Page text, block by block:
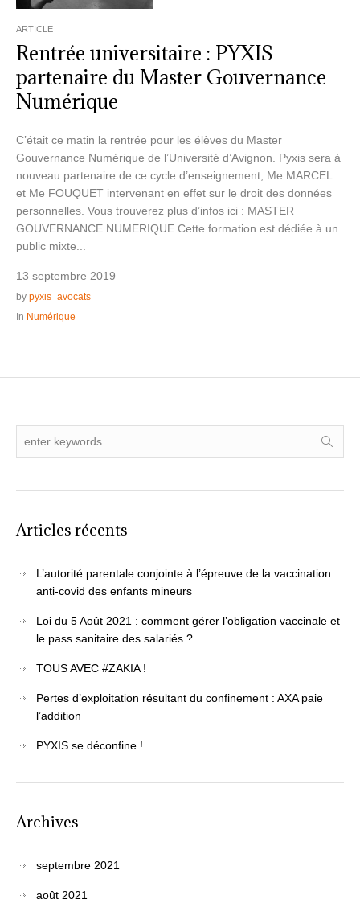
ARTICLE
Rentrée universitaire : PYXIS
partenaire du Master Gouvernance
Numérique
C’était ce matin la rentrée pour les élèves du Master
Gouvernance Numérique de l’Université d’Avignon. Pyxis sera à
nouveau partenaire de ce cycle d’enseignement, Me MARCEL
et Me FOUQUET intervenant en effet sur le droit des données
personnelles. Vous trouverez plus d’infos ici : MASTER
GOUVERNANCE NUMERIQUE Cette formation est dédiée à un
public mixte...
13 septembre 2019
by pyxis_avocats
In Numérique
Articles récents
L’autorité parentale conjointe à l’épreuve de la vaccination
anti-covid des enfants mineurs
Loi du 5 Août 2021 : comment gérer l’obligation vaccinale et
le pass sanitaire des salariés ?
TOUS AVEC #ZAKIA !
Pertes d’exploitation résultant du confinement : AXA paie
l’addition
PYXIS se déconfine !
Archives
septembre 2021
août 2021